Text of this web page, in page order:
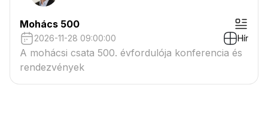
Mohács 500
2026-11-28 09:00:00 Hír
A mohácsi csata 500. évfordulója konferencia és
rendezvények